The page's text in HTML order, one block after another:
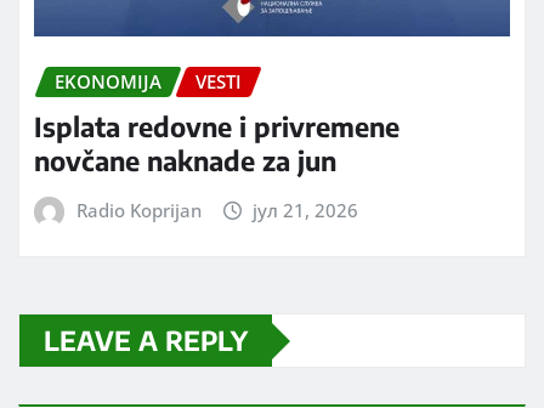
EKONOMIJA VESTI
Isplata redovne i privremene
novčane naknade za jun
Radio Koprijan јул 21, 2026
LEAVE A REPLY